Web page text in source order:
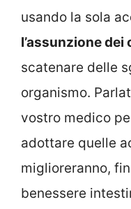
usando la sola
l’assunzione dei
scatenare delle
organismo.
vostro medico
adottare quelle
miglioreranno,
benessere